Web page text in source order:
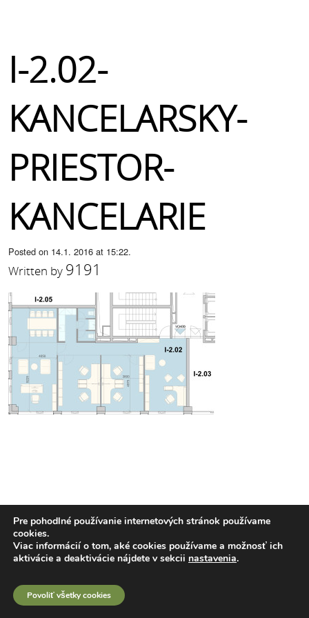
I-2.02-
KANCELARSKY-
PRIESTOR-
KANCELARIE
Posted on 14.1. 2016 at 15:22.
Written by 9191
Pre pohodlné používanie internetových stránok používame
cookies.
Viac informácií o tom, aké cookies používame a možnosť ich
aktivácie a deaktivácie nájdete v sekcii nastavenia.
Povoliť všetky cookies